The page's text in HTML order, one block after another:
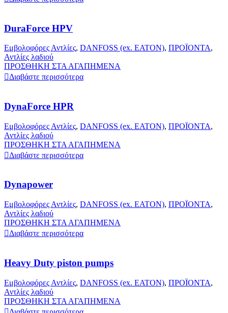
DuraForce HPV
Εμβολοφόρες Αντλίες, DANFOSS (ex. EATON), ΠΡΟΪΟΝΤΑ,
Αντλίες λαδιού
ΠΡΟΣΘΗΚΗ ΣΤΑ ΑΓΑΠΗΜΕΝΑ
Διαβάστε περισσότερα
DynaForce HPR
Εμβολοφόρες Αντλίες, DANFOSS (ex. EATON), ΠΡΟΪΟΝΤΑ,
Αντλίες λαδιού
ΠΡΟΣΘΗΚΗ ΣΤΑ ΑΓΑΠΗΜΕΝΑ
Διαβάστε περισσότερα
Dynapower
Εμβολοφόρες Αντλίες, DANFOSS (ex. EATON), ΠΡΟΪΟΝΤΑ,
Αντλίες λαδιού
ΠΡΟΣΘΗΚΗ ΣΤΑ ΑΓΑΠΗΜΕΝΑ
Διαβάστε περισσότερα
Heavy Duty piston pumps
Εμβολοφόρες Αντλίες, DANFOSS (ex. EATON), ΠΡΟΪΟΝΤΑ,
Αντλίες λαδιού
ΠΡΟΣΘΗΚΗ ΣΤΑ ΑΓΑΠΗΜΕΝΑ